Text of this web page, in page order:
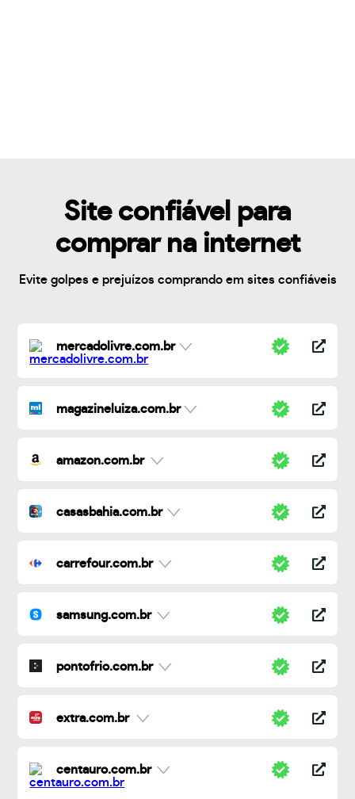
Site confiável para
comprar na internet
Evite golpes e prejuízos comprando em sites confiáveis
mercadolivre.com.br
magazineluiza.com.br
amazon.com.br
casasbahia.com.br
carrefour.com.br
samsung.com.br
pontofrio.com.br
extra.com.br
centauro.com.br